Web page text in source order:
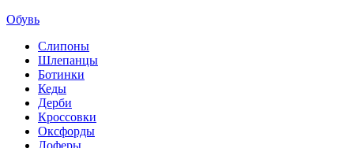
Обувь
Слипоны
Шлепанцы
Ботинки
Кеды
Дерби
Кроссовки
Оксфорды
Лоферы